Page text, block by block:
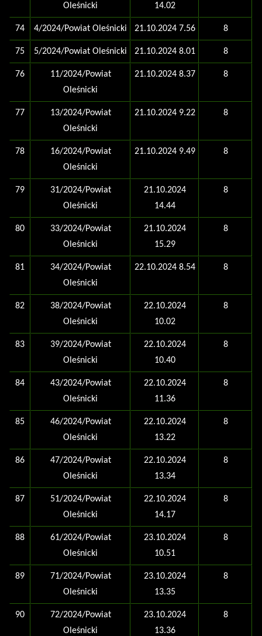
Oleśnicki 14.02
74 4/2024/Powiat Oleśnicki 21.10.2024 7.56 8
75 5/2024/Powiat Oleśnicki 21.10.2024 8.01 8
76
11/2024/Powiat
Oleśnicki
21.10.2024 8.37 8
77
13/2024/Powiat
Oleśnicki
21.10.2024 9.22 8
78
16/2024/Powiat
Oleśnicki
21.10.2024 9.49 8
79
31/2024/Powiat
Oleśnicki
21.10.2024
14.44
8
80
33/2024/Powiat
Oleśnicki
21.10.2024
15.29
8
81
34/2024/Powiat
Oleśnicki
22.10.2024 8.54 8
82
38/2024/Powiat
Oleśnicki
22.10.2024
10.02
8
83
39/2024/Powiat
Oleśnicki
22.10.2024
10.40
8
84
43/2024/Powiat
Oleśnicki
22.10.2024
11.36
8
85
46/2024/Powiat
Oleśnicki
22.10.2024
13.22
8
86
47/2024/Powiat
Oleśnicki
22.10.2024
13.34
8
87
51/2024/Powiat
Oleśnicki
22.10.2024
14.17
8
88
61/2024/Powiat
Oleśnicki
23.10.2024
10.51
8
89
71/2024/Powiat
Oleśnicki
23.10.2024
13.35
8
90
72/2024/Powiat
Oleśnicki
23.10.2024
13.36
8